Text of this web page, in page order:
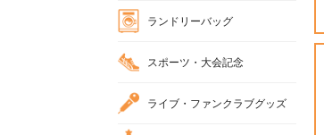
ランドリーバッグ
スポーツ・大会記念
ライブ・ファンクラブグッズ